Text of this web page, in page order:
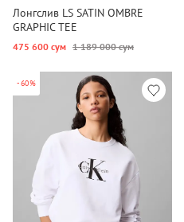
Лонгслив LS SATIN OMBRE
GRAPHIC TEE
475 600 сум 1 189 000 сум
-60%